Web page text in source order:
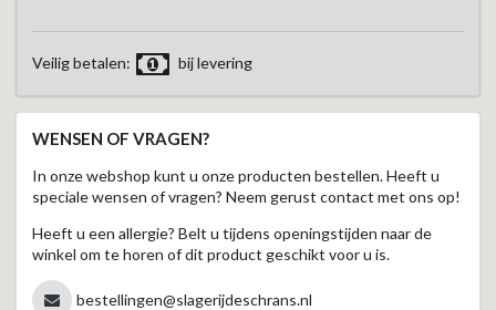
Veilig betalen: bij levering
WENSEN OF VRAGEN?
In onze webshop kunt u onze producten bestellen. Heeft u
speciale wensen of vragen? Neem gerust contact met ons op!
Heeft u een allergie? Belt u tijdens openingstijden naar de
winkel om te horen of dit product geschikt voor u is.
bestellingen@slagerijdeschrans.nl